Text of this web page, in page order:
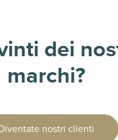
dei
marchi?
nostri clienti